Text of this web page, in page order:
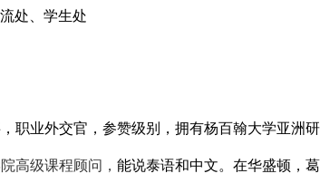
处、学生处
职业外交官，参赞级别，拥有杨百翰大学亚洲
高级课程顾问， 能说泰语和中文。在华盛顿，